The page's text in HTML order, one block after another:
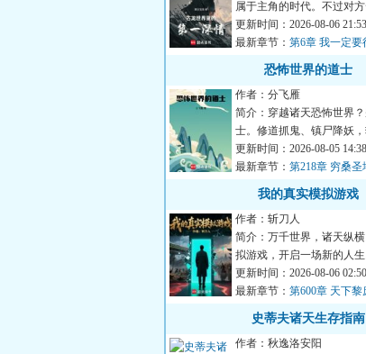
属于主角的时代。不过对
喜欢坐看主角翻雨覆...
更新时间：2026-08-06
最新章节： 第6章 我一定要
恐怖世界的道士
作者：分飞雁
简介：穿越诸天恐怖世界
士。修道抓鬼、镇尸降妖
怪。炼丹符箓、仙神道果，
更新时间：2026-08-05
最新章节： 第218章 穷桑
我的真实模拟游戏
作者：斩刀人
简介：万千世界，诸天纵
拟游戏，开启一场新的人
别人都在下海经商，当二...
更新时间：2026-08-06
最新章节： 第600章 天下
的理由
史蒂夫诸天生存指南
作者：秋逸洛安阳